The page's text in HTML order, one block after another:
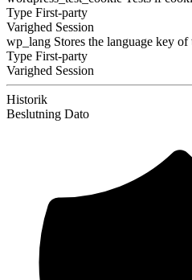
Type First-party
Varighed Session
wp_lang Stores the language key of
Type First-party
Varighed Session
Historik
Beslutning Dato